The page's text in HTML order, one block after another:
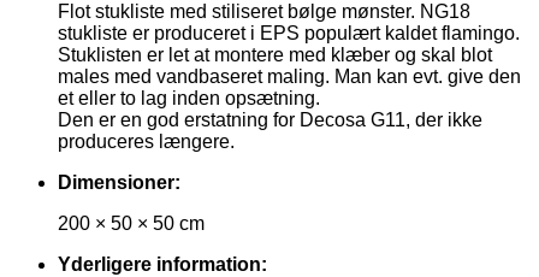
Flot stukliste med stiliseret bølge mønster. NG18
stukliste er produceret i EPS populært kaldet flamingo.
Stuklisten er let at montere med klæber og skal blot
males med vandbaseret maling. Man kan evt. give den
et eller to lag inden opsætning.
Den er en god erstatning for Decosa G11, der ikke
produceres længere.
Dimensioner:
200 × 50 × 50 cm
Yderligere information: